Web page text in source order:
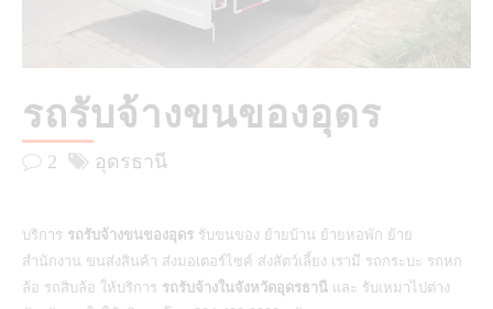
รถรับจ้างขนของอุดร
2 อุดรธานี
บริการ รถรับจ้างขนของอุดร รับขนของ ย้ายบ้าน ย้ายหอพัก ย้าย
สำนักงาน ขนส่งสินค้า ส่งมอเตอร์ไซค์ ส่งสัตว์เลี้ยง เรามี รถกระบะ รถหก
ล้อ รถสิบล้อ ให้บริการ รถรับจ้างในจังหวัดอุดรธานี และ รับเหมาไปต่าง